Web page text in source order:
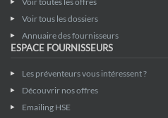
Voir tous les dossiers
Annuaire des fournisseurs
ESPACE FOURNISSEURS
Les préventeurs vous intéressent ?
Découvrir nos offres
Emailing HSE